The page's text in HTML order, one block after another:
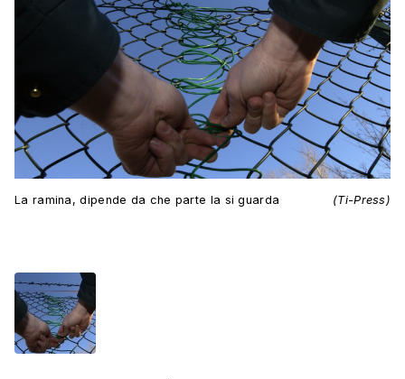
La ramina, dipende da che parte la si guarda (Ti-Press)